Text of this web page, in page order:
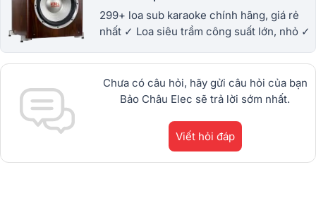
299+ loa sub karaoke chính hãng, giá rẻ
nhất ✓ Loa siêu trầm công suất lớn, nhỏ ✓
Bảo hành lâu dài ✓ Xem Ngay!
Chưa có câu hỏi, hãy gửi câu hỏi của bạn
Bảo Châu Elec sẽ trả lời sớm nhất.
Viết hỏi đáp